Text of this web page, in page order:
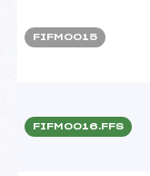
FIFM0015
FIFM0016.FFS